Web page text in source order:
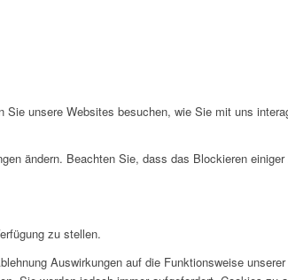
unsere Websites besuchen, wie Sie mit uns
ändern. Beachten Sie, dass das Blockieren
zu stellen.
Auswirkungen auf die Funktionsweise